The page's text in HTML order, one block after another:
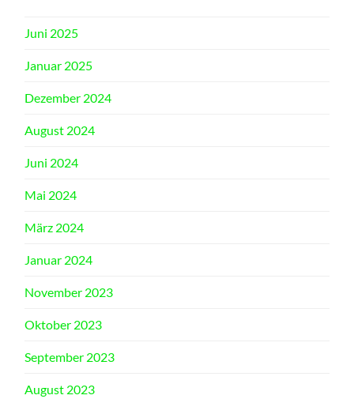
Juni 2025
Januar 2025
Dezember 2024
August 2024
Juni 2024
Mai 2024
März 2024
Januar 2024
November 2023
Oktober 2023
September 2023
August 2023